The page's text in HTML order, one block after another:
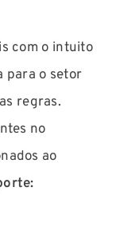
com o intuito
para o setor
regras.
no
ao